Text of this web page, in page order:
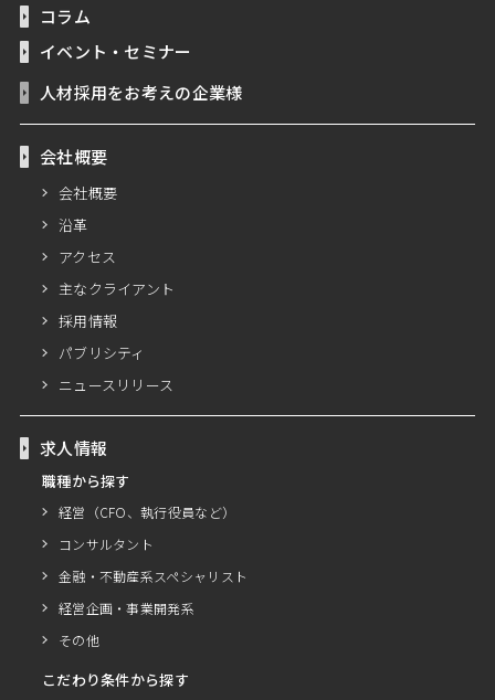
コラム
イベント・セミナー
人材採用をお考えの企業様
会社概要
会社概要
沿革
アクセス
主なクライアント
採用情報
パブリシティ
ニュースリリース
求人情報
職種から探す
経営（CFO、執行役員など）
コンサルタント
金融・不動産系スペシャリスト
経営企画・事業開発系
その他
こだわり条件から探す